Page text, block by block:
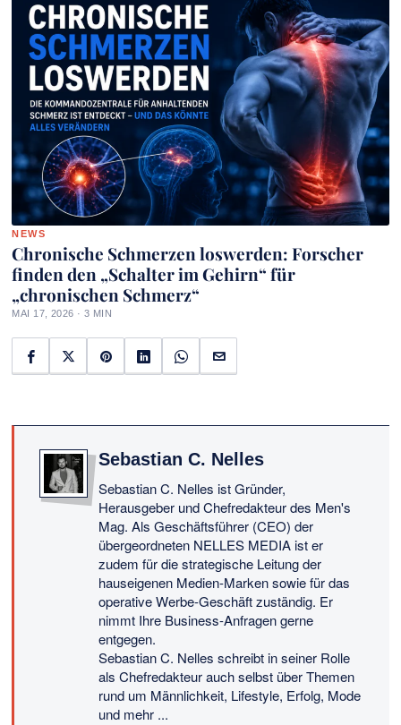
NEWS
Chronische Schmerzen loswerden: Forscher
finden den „Schalter im Gehirn“ für
„chronischen Schmerz“
MAI 17, 2026 · 3 MIN
Sebastian C. Nelles
Sebastian C. Nelles ist Gründer,
Herausgeber und Chefredakteur des Men's
Mag. Als Geschäftsführer (CEO) der
übergeordneten NELLES MEDIA ist er
zudem für die strategische Leitung der
hauseigenen Medien-Marken sowie für das
operative Werbe-Geschäft zuständig. Er
nimmt Ihre Business-Anfragen gerne
entgegen.
Sebastian C. Nelles schreibt in seiner Rolle
als Chefredakteur auch selbst über Themen
rund um Männlichkeit, Lifestyle, Erfolg, Mode
und mehr ...